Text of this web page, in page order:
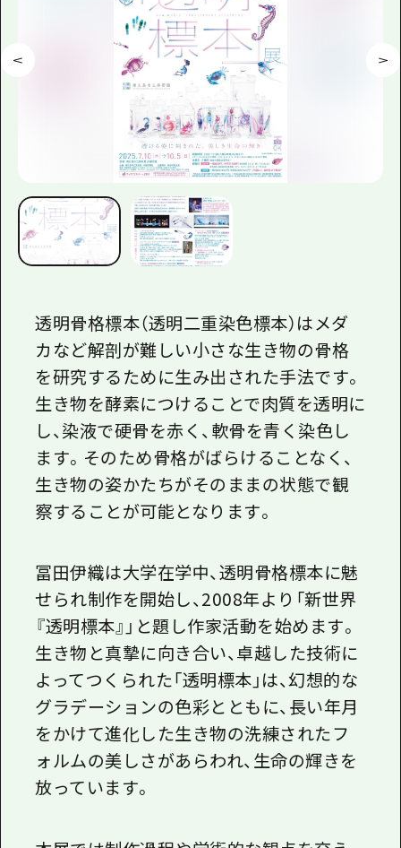
透明骨格標本（透明二重染色標本）はメダ
カなど解剖が難しい小さな生き物の骨格
を研究するために生み出された手法です。
生き物を酵素につけることで肉質を透明に
し、染液で硬骨を赤く、軟骨を青く染色し
ます。そのため骨格がばらけることなく、
生き物の姿かたちがそのままの状態で観
察することが可能となります。
冨田伊織は大学在学中、透明骨格標本に魅
せられ制作を開始し、2008年より「新世界
『透明標本』」と題し作家活動を始めます。
生き物と真摯に向き合い、卓越した技術に
よってつくられた「透明標本」は、幻想的な
グラデーションの色彩とともに、長い年月
をかけて進化した生き物の洗練されたフ
ォルムの美しさがあらわれ、生命の輝きを
放っています。